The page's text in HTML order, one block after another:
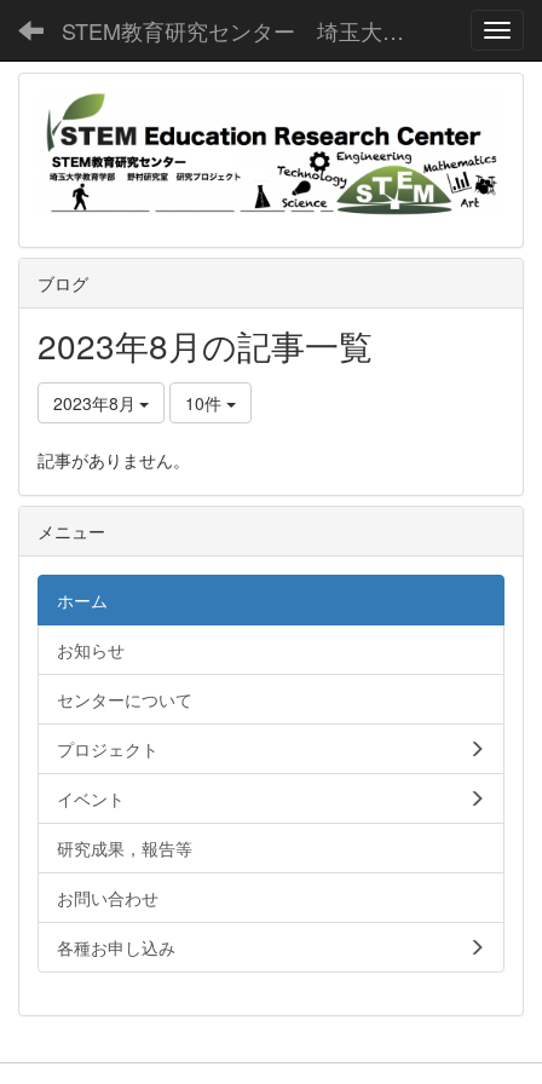
STEM教育研究センター 埼玉大学教育学部野村研究室
ブログ
2023年8月の記事一覧
2023年8月 10件
記事がありません。
メニュー
ホーム
お知らせ
センターについて
プロジェクト
イベント
研究成果，報告等
お問い合わせ
各種お申し込み